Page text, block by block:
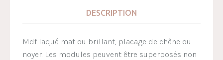
DESCRIPTION
Mdf laqué mat ou brillant, placage de chêne ou
noyer. Les modules peuvent être superposés non